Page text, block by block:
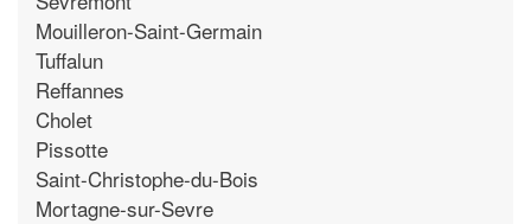
Mouilleron-Saint-Germain
Tuffalun
Reffannes
Cholet
Pissotte
Saint-Christophe-du-Bois
Mortagne-sur-Sevre